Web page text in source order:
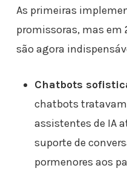
As primeiras
promissoras, mas em
são agora
Chatbots
chatbots tratavam
assistentes de IA
suporte de
pormenores aos